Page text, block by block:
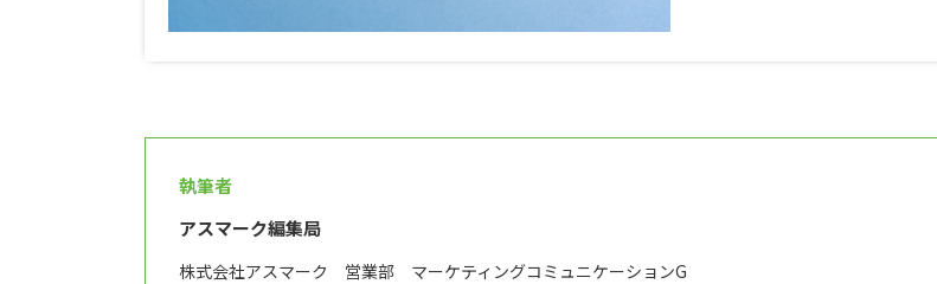
執筆者
アスマーク編集局
株式会社アスマーク 営業部 マーケティングコミュニケーションG